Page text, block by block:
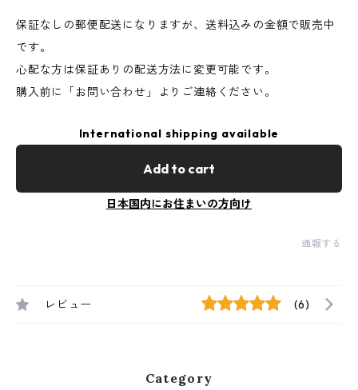
保証なしの郵便配送になりますが、送料込みの金額で販売中
です。
心配な方は保証ありの配送方法に変更可能です。
購入前に「お問い合わせ」よりご連絡ください。
International shipping available
Add to cart
日本国内にお住まいの方向け
通報する
レビュー (6)
Category